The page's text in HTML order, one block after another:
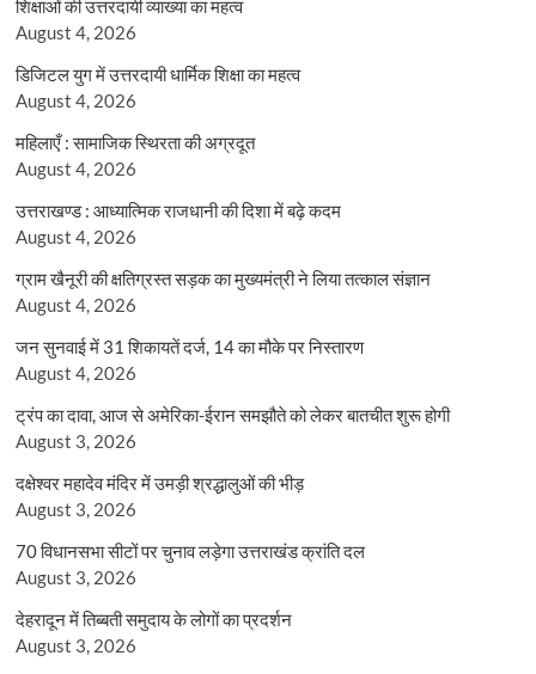
शिक्षाओं की उत्तरदायी व्याख्या का महत्व
August 4, 2026
डिजिटल युग में उत्तरदायी धार्मिक शिक्षा का महत्व
August 4, 2026
महिलाएँ : सामाजिक स्थिरता की अग्रदूत
August 4, 2026
उत्तराखण्ड : आध्यात्मिक राजधानी की दिशा में बढ़े कदम
August 4, 2026
ग्राम खैनूरी की क्षतिग्रस्त सड़क का मुख्यमंत्री ने लिया तत्काल संज्ञान
August 4, 2026
जन सुनवाई में 31 शिकायतें दर्ज, 14 का मौके पर निस्तारण
August 4, 2026
ट्रंप का दावा, आज से अमेरिका-ईरान समझौते को लेकर बातचीत शुरू होगी
August 3, 2026
दक्षेश्वर महादेव मंदिर में उमड़ी श्रद्धालुओं की भीड़
August 3, 2026
70 विधानसभा सीटों पर चुनाव लड़ेगा उत्तराखंड क्रांति दल
August 3, 2026
देहरादून में तिब्बती समुदाय के लोगों का प्रदर्शन
August 3, 2026